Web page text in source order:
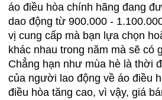
áo điều hòa chính hãng đang
dao động từ 900.000 -
vị cung cấp mà bạn lựa chọn
khác nhau trong năm mà sẽ có
Chẳng hạn như mùa hè là thời
của người lao động về áo điều
điều hòa tăng cao, vì vậy, giá